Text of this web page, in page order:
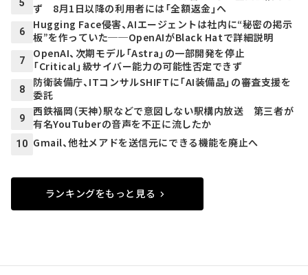
5
ず 8月1日以降の利用者には「全額返金」へ
6
Hugging Face侵害、AIエージェントは社内に“秘密の掲示
板”を作っていた──OpenAIがBlack Hatで詳細説明
7
OpenAI、次期モデル「Astra」の一部開発を停止
「Critical」級サイバー能力の可能性否定できず
8
防衛装備庁、ITコンサルSHIFTに「AI装備品」の審査支援を
委託
9
西鉄福岡（天神）駅などで意図しない駅構内放送 第三者が
有名YouTuberの音声を不正に流したか
10 Gmail、他社メアドを送信元にできる機能を廃止へ
ランキングをもっと見る